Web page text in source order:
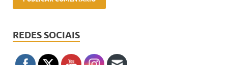
REDES SOCIAIS